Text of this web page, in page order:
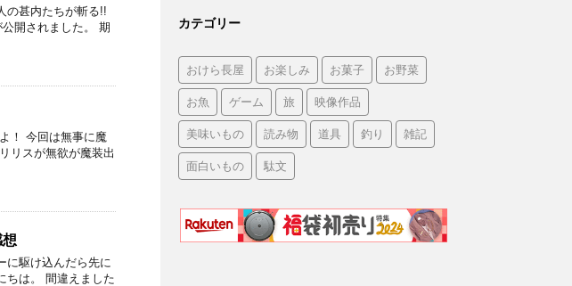
の甚内たちが斬る!!
開されました。 期
！ 今回は無事に魔
リスが無欲が魔装出
に駆け込んだら先に
ちは。 間違えました
カテゴリー
おけら長屋 お楽しみ お菓子 お野菜
お魚 ゲーム 旅 映像作品
美味いもの 読み物 道具 釣り 雑記
面白いもの 駄文